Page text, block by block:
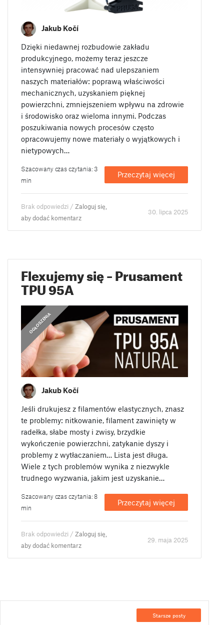
Jakub Kočí
Dzięki niedawnej rozbudowie zakładu
produkcyjnego, możemy teraz jeszcze
intensywniej pracować nad ulepszaniem
naszych materiałów: poprawą właściwości
mechanicznych, uzyskaniem pięknej
powierzchni, zmniejszeniem wpływu na zdrowie
i środowisko oraz wieloma innymi. Podczas
poszukiwania nowych procesów często
opracowujemy nowe materiały o wyjątkowych i
nietypowych…
Szacowany czas czytania: 3
min
Przeczytaj więcej
Brak odpowiedzi /Zaloguj się,
aby dodać komentarz
30. lipca 2025
Flexujemy się – Prusament
TPU 95A
OGŁOSZENIA
Jakub Kočí
Jeśli drukujesz z filamentów elastycznych, znasz
te problemy: nitkowanie, filament zawinięty w
radełka, słabe mosty i zwisy, brzydkie
wykończenie powierzchni, zatykanie dyszy i
problemy z wytłaczaniem… Lista jest długa.
Wiele z tych problemów wynika z niezwykle
trudnego wyzwania, jakim jest uzyskanie…
Szacowany czas czytania: 8
min
Przeczytaj więcej
Brak odpowiedzi /Zaloguj się,
aby dodać komentarz
29. maja 2025
Starsze posty